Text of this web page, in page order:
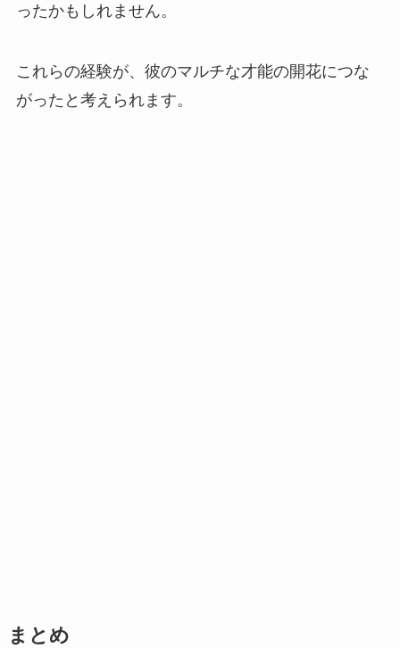
ったかもしれません。
これらの経験が、彼のマルチな才能の開花につな
がったと考えられます。
まとめ